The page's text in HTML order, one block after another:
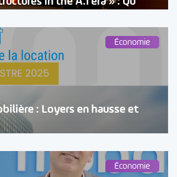
Économie
: Loyers en hausse et
Économie